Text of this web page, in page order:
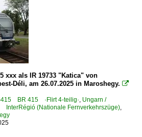
xxx als IR 19733 "Katica" von
Déli, am 26.07.2025 in Maroshegy. 
BR 415 ·Flirt 4-teilig·, Ungarn /
InterRégió (Nationale Fernverkehrszüge),